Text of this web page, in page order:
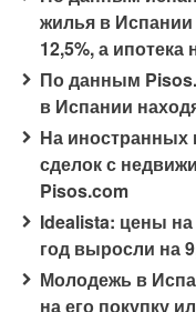
жилья в
12,5%, а ипотека
По данным
в Испании
На иностранных
сделок с
Pisos.com
Idealista: цены
год выросли на
Молодежь в
на его покупку